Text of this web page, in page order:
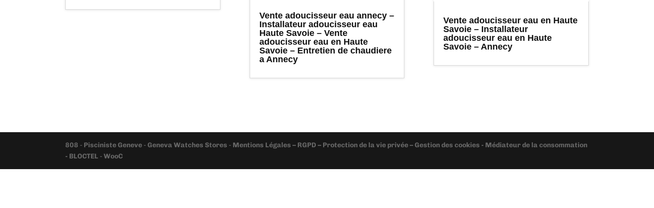
Vente adoucisseur eau annecy –
Installateur adoucisseur eau
Haute Savoie – Vente
adoucisseur eau en Haute
Savoie – Entretien de chaudiere
a Annecy
Vente adoucisseur eau en Haute
Savoie – Installateur
adoucisseur eau en Haute
Savoie – Annecy
808 - Pisciniste Geneve -Geneva Watches Stores - Mentions Légales – RGPD – Protection de la vie privée – Gestion des cookies - Médiateur de la consommation
- BLOCTEL -WooC